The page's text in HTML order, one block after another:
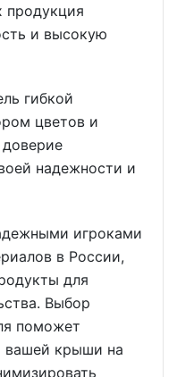
продукция
и высокую
гибкой
цветов и
надежности и
игроками
в России,
для
Выбор
поможет
вашей крыши на